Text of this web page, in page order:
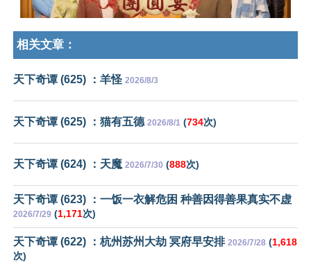
相关文章：
天下奇谭 (625) ：羊怪 2026/8/3
天下奇谭 (625) ：猫有五德 2026/8/1 (734次)
天下奇谭 (624) ：天魔 2026/7/30 (888次)
天下奇谭 (623) ：一饭一衣解危困 种善因得善果真实不虚
2026/7/29 (1,171次)
天下奇谭 (622) ：杭州苏州大劫 冥府早安排 2026/7/28 (1,618
次)